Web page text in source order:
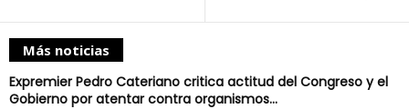
Más noticias
Expremier Pedro Cateriano critica actitud del Congreso y el
Gobierno por atentar contra organismos...